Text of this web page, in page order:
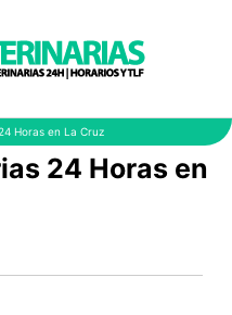
Horas en La Cruz
24 Horas en